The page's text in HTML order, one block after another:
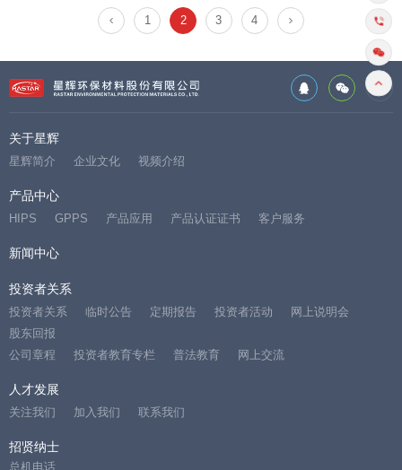
1 2 3 4
关于星辉
星辉简介
企业文化 视频介绍
产品中心
HIPS
GPPS 产品应用 产品认证证书 客户服务
新闻中心
投资者关系
投资者关系
临时公告 定期报告 投资者活动
网上说明会
股东回报
公司章程
投资者教育专栏 普法教育 网上交流
人才发展
关注我们
加入我们 联系我们
招贤纳士
总机电话